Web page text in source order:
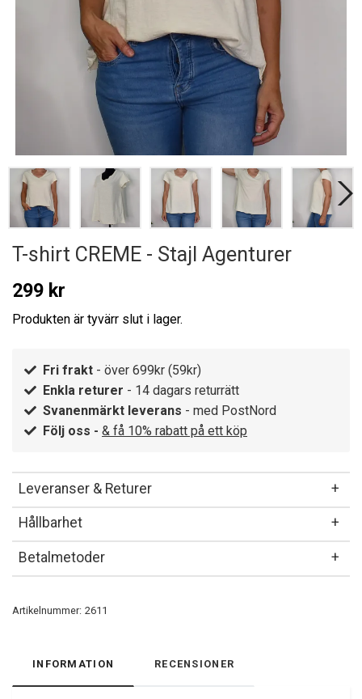
T-shirt CREME - Stajl Agenturer
299 kr
Produkten är tyvärr slut i lager.
Fri frakt - över 699kr (59kr)
Enkla returer - 14 dagars returrätt
Svanenmärkt leverans - med PostNord
Följ oss - & få 10% rabatt på ett köp
Leveranser & Returer
Hållbarhet
Betalmetoder
Artikelnummer: 2611
INFORMATION RECENSIONER